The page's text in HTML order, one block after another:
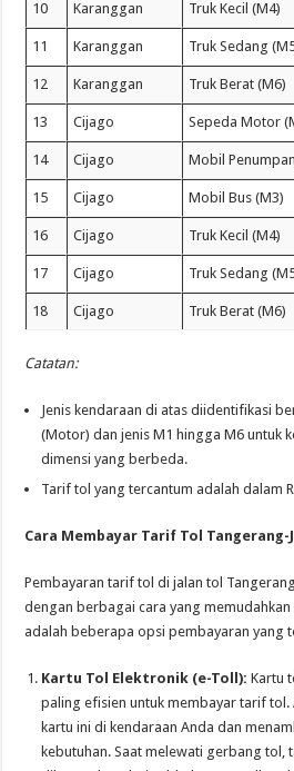
10 Karanggan Truk Kecil (M4)
11 Karanggan Truk Sedang
12 Karanggan Truk Berat (M6)
13 Cijago Sepeda Motor
14 Cijago Mobil
15 Cijago Mobil Bus (M3)
16 Cijago Truk Kecil (M4)
17 Cijago Truk Sedang
18 Cijago Truk Berat (M6)
Catatan:
Jenis kendaraan di atas diidentifikasi
(Motor) dan jenis M1 hingga M6 untuk
dimensi yang berbeda.
Tarif tol yang tercantum adalah dalam
Cara Membayar Tarif Tol Tangerang-
Pembayaran tarif tol di jalan tol
dengan berbagai cara yang
adalah beberapa opsi pembayaran yang
Kartu Tol Elektronik (e-Toll): Kartu
paling efisien untuk membayar tarif tol.
kartu ini di kendaraan Anda dan
kebutuhan. Saat melewati gerbang tol,